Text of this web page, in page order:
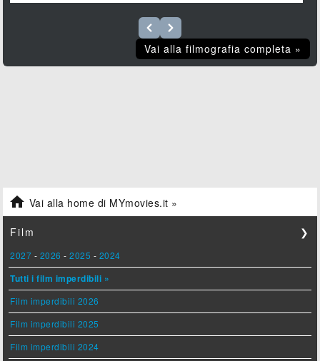
Vai alla filmografia completa »
 Vai alla home di MYmovies.it »
Film ❯
2027 - 2026 -2025 - 2024
Tutti i film imperdibili »
Film imperdibili 2026
Film imperdibili 2025
Film imperdibili 2024